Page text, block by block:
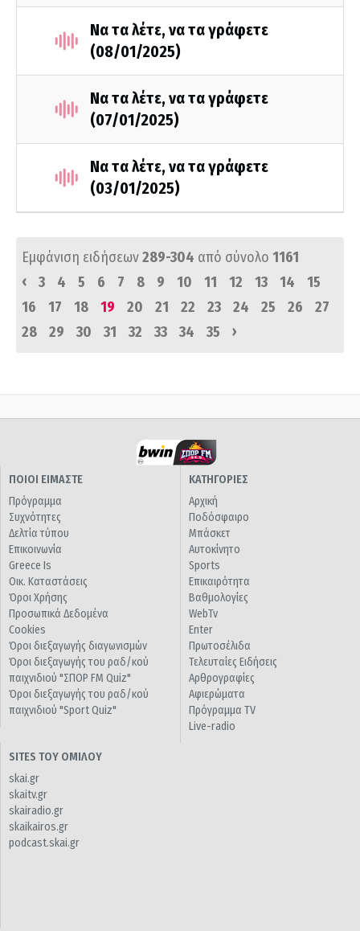
Να τα λέτε, να τα γράφετε
(08/01/2025)
Να τα λέτε, να τα γράφετε
(07/01/2025)
Να τα λέτε, να τα γράφετε
(03/01/2025)
Εμφάνιση ειδήσεων289-304 από σύνολο 1161
‹
3 4 5 6 7 8 9 10 11 12 13 14
15
16
17 18 19 20 21 22 23 24 25 26
27
28
29 30 31 32 33 34 35 ›
ΠΟΙΟΙ ΕΙΜΑΣΤΕ
Πρόγραμμα
Συχνότητες
Δελτία τύπου
Επικοινωνία
Greece Is
Οικ. Καταστάσεις
Όροι Χρήσης
Προσωπικά Δεδομένα
Cookies
Όροι διεξαγωγής διαγωνισμών
Όροι διεξαγωγής του ραδ/κού
παιχνιδιού "ΣΠΟΡ FM Quiz"
Όροι διεξαγωγής του ραδ/κού
παιχνιδιού "Sport Quiz"
ΚΑΤΗΓΟΡΙΕΣ
Αρχική
Ποδόσφαιρο
Μπάσκετ
Αυτοκίνητο
Sports
Επικαιρότητα
Βαθμολογίες
WebTv
Enter
Πρωτοσέλιδα
Τελευταίες Ειδήσεις
Αρθρογραφίες
Αφιερώματα
Πρόγραμμα TV
Live-radio
SITES ΤΟΥ ΟΜΙΛΟΥ
skai.gr
skaitv.gr
skairadio.gr
skaikairos.gr
podcast.skai.gr